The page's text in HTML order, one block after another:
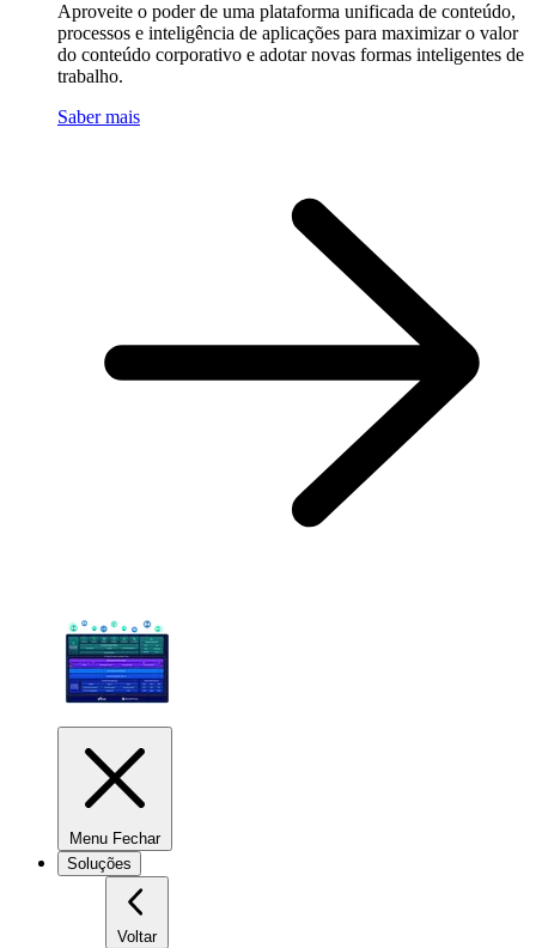
Aproveite o poder de uma plataforma unificada de conteúdo,
processos e inteligência de aplicações para maximizar o valor
do conteúdo corporativo e adotar novas formas inteligentes de
trabalho.
Saber mais
Menu Fechar
Soluções
Voltar